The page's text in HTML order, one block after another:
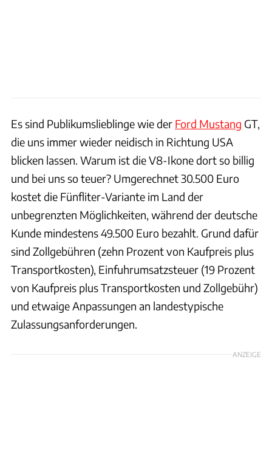
Es sind Publikumslieblinge wie der Ford Mustang GT,
die uns immer wieder neidisch in Richtung USA
blicken lassen. Warum ist die V8-Ikone dort so billig
und bei uns so teuer? Umgerechnet 30.500 Euro
kostet die Fünfliter-Variante im Land der
unbegrenzten Möglichkeiten, während der deutsche
Kunde mindestens 49.500 Euro bezahlt. Grund dafür
sind Zollgebühren (zehn Prozent von Kaufpreis plus
Transportkosten), Einfuhrumsatzsteuer (19 Prozent
von Kaufpreis plus Transportkosten und Zollgebühr)
und etwaige Anpassungen an landestypische
Zulassungsanforderungen.
ANZEIGE